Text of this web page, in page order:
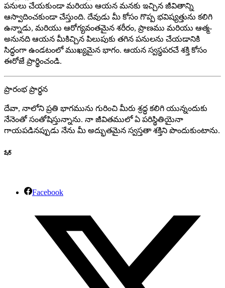
పనులు చేయకుండా మరియు ఆయన మనకు ఇచ్చిన జీవితాన్ని
ఆస్వాదించకుండా చేస్తుంది. దేవుడు మీ కోసం గొప్ప భవిష్యత్తును కలిగి
ఉన్నాడు, మరియు ఆరోగ్యవంతమైన శరీరం, ప్రాణము మరియు ఆత్మ-
అనునది ఆయన మీకిచ్చిన పిలుపుకు తగిన పనులను చేయడానికి
సిద్ధంగా ఉండటంలో ముఖ్యమైన భాగం. ఆయన స్వస్థపరచే శక్తి కోసం
ఈరోజే ప్రార్థించండి.
ప్రారంభ ప్రార్థన
దేవా, నాలోని ప్రతి భాగమును గురించి మీరు శ్రద్ధ కలిగి యున్నందుకు
నేనెంతో సంతోషిస్తున్నాను. నా జీవితములో ఏ పరిస్థితియైనా
గాయపడినప్పుడు నేను మీ అద్భుతమైన స్వస్తతా శక్తిని పొందుకుంటాను.
షేర్
Facebook